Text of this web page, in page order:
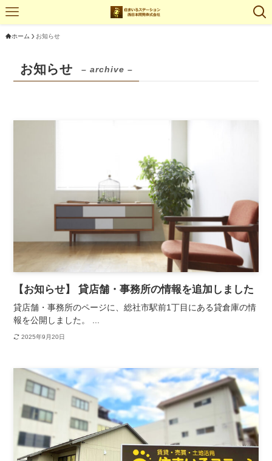
ホーム お知らせ
お知らせ – archive –
【お知らせ】 貸店舗・事務所の情報を追加しました
貸店舗・事務所のページに、総社市駅前1丁目にある貸倉庫の情
報を公開しました。 ...
2025年9月20日